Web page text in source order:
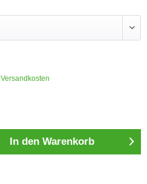
Versandkosten
In den Warenkorb